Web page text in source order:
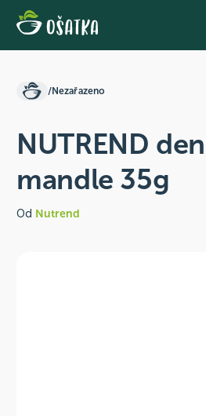
/Nezařazeno
NUTREND
mandle 35g
Od Nutrend